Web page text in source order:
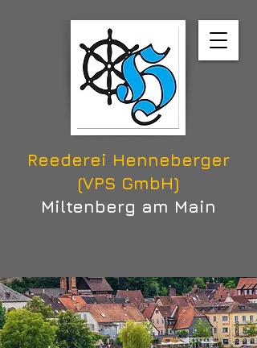
Reederei Henneberger
(VPS GmbH)
Miltenberg am Main